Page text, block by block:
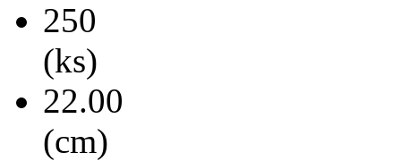
250
(ks)
22.00
(cm)